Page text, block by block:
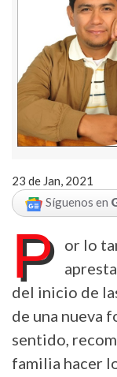
23 de Jan, 2021
Síguenos en
P
or lo
del inicio de
de una nueva
sentido,
familia hacer